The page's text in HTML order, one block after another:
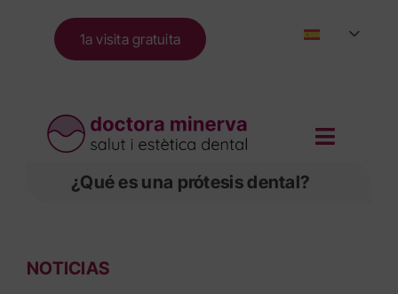
1a visita gratuita
¿Qué es una prótesis dental?
NOTICIAS